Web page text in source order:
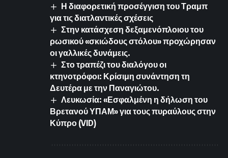
Η διαφορετική προσέγγιση του Τραμπ
για τις διατλαντικές σχέσεις
Στην κατάσχεση δεξαμενόπλοιου του
ρωσικού «σκιώδους στόλου» προχώρησαν
οι γαλλικές δυνάμεις.
Στο τραπέζι του διαλόγου οι
κτηνοτρόφοι: Κρίσιμη συνάντηση τη
Δευτέρα με την Παναγιώτου.
Λευκωσία: «Εσφαλμένη η δήλωση του
Βρετανού ΥΠΑΜ» για τους πυραύλους στην
Κύπρο (VID)